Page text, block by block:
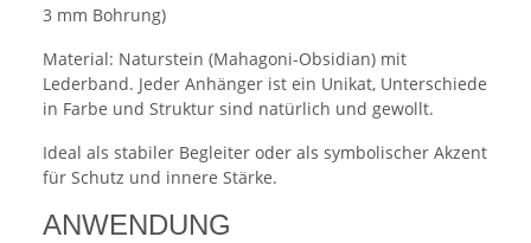
3 mm Bohrung)
Material: Naturstein (Mahagoni-Obsidian) mit
Lederband. Jeder Anhänger ist ein Unikat, Unterschiede
in Farbe und Struktur sind natürlich und gewollt.
Ideal als stabiler Begleiter oder als symbolischer Akzent
für Schutz und innere Stärke.
ANWENDUNG